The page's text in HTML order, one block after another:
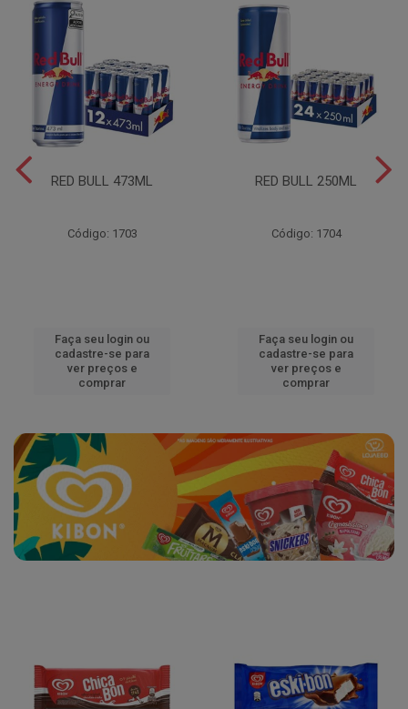
RED BULL 473ML
Código: 1703
Faça seu login ou
cadastre-se para
ver preços e
comprar
RED BULL 250ML
Código: 1704
Faça seu login ou
cadastre-se para
ver preços e
comprar